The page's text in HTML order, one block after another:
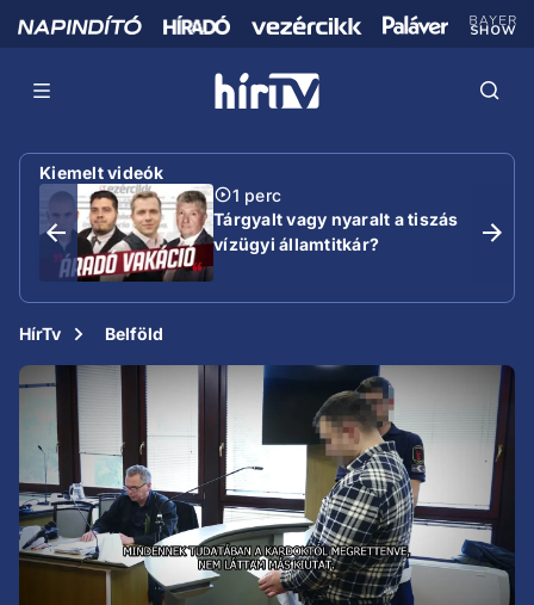
Kiemelt videók
1 perc
Tárgyalt vagy nyaralt a tiszás
vízügyi államtitkár?
HírTv Belföld